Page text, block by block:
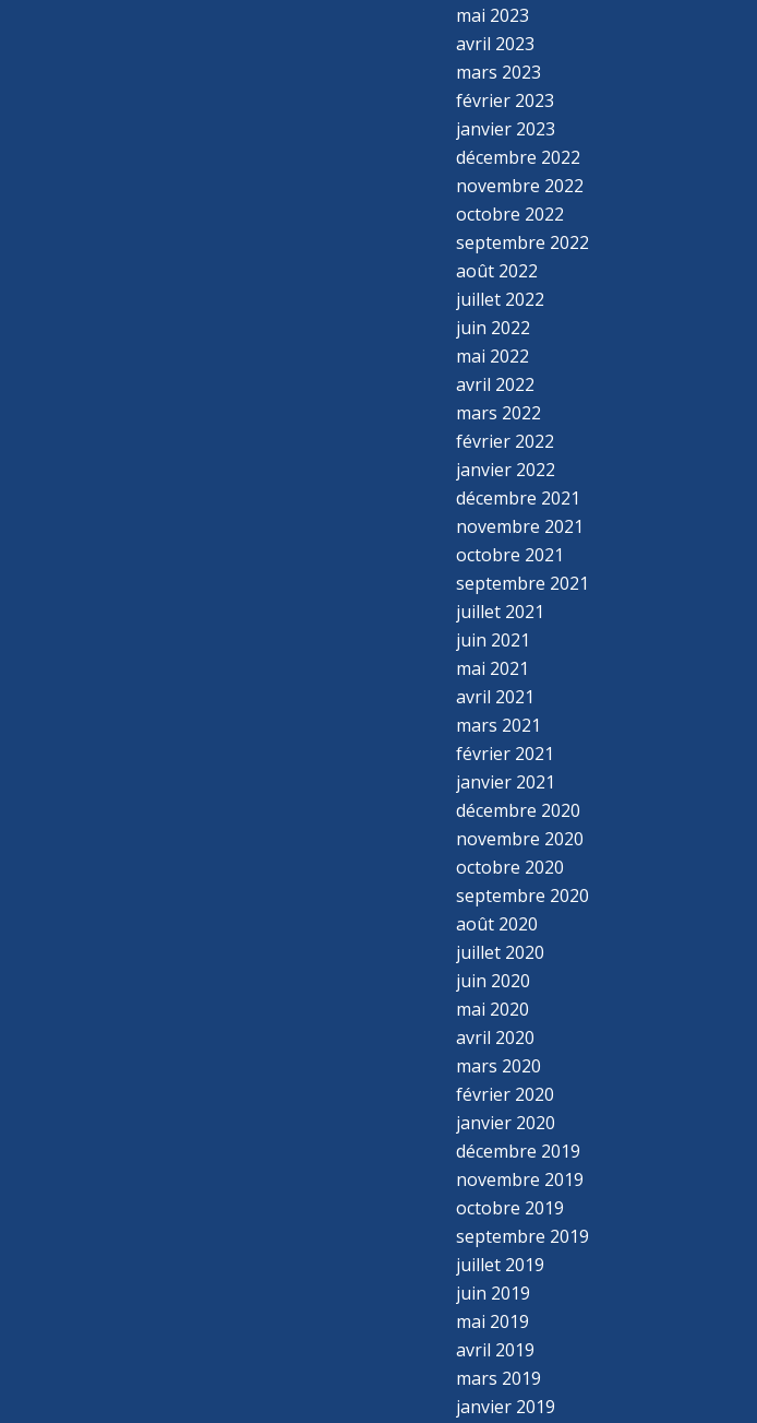
mai 2023
avril 2023
mars 2023
février 2023
janvier 2023
décembre 2022
novembre 2022
octobre 2022
septembre 2022
août 2022
juillet 2022
juin 2022
mai 2022
avril 2022
mars 2022
février 2022
janvier 2022
décembre 2021
novembre 2021
octobre 2021
septembre 2021
juillet 2021
juin 2021
mai 2021
avril 2021
mars 2021
février 2021
janvier 2021
décembre 2020
novembre 2020
octobre 2020
septembre 2020
août 2020
juillet 2020
juin 2020
mai 2020
avril 2020
mars 2020
février 2020
janvier 2020
décembre 2019
novembre 2019
octobre 2019
septembre 2019
juillet 2019
juin 2019
mai 2019
avril 2019
mars 2019
janvier 2019